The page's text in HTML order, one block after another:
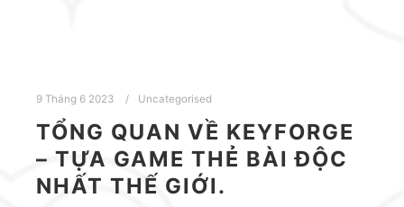
9 Tháng 6 2023 Uncategorised
TỔNG QUAN VỀ KEYFORGE
– TỰA GAME THẺ BÀI ĐỘC
NHẤT THẾ GIỚI.